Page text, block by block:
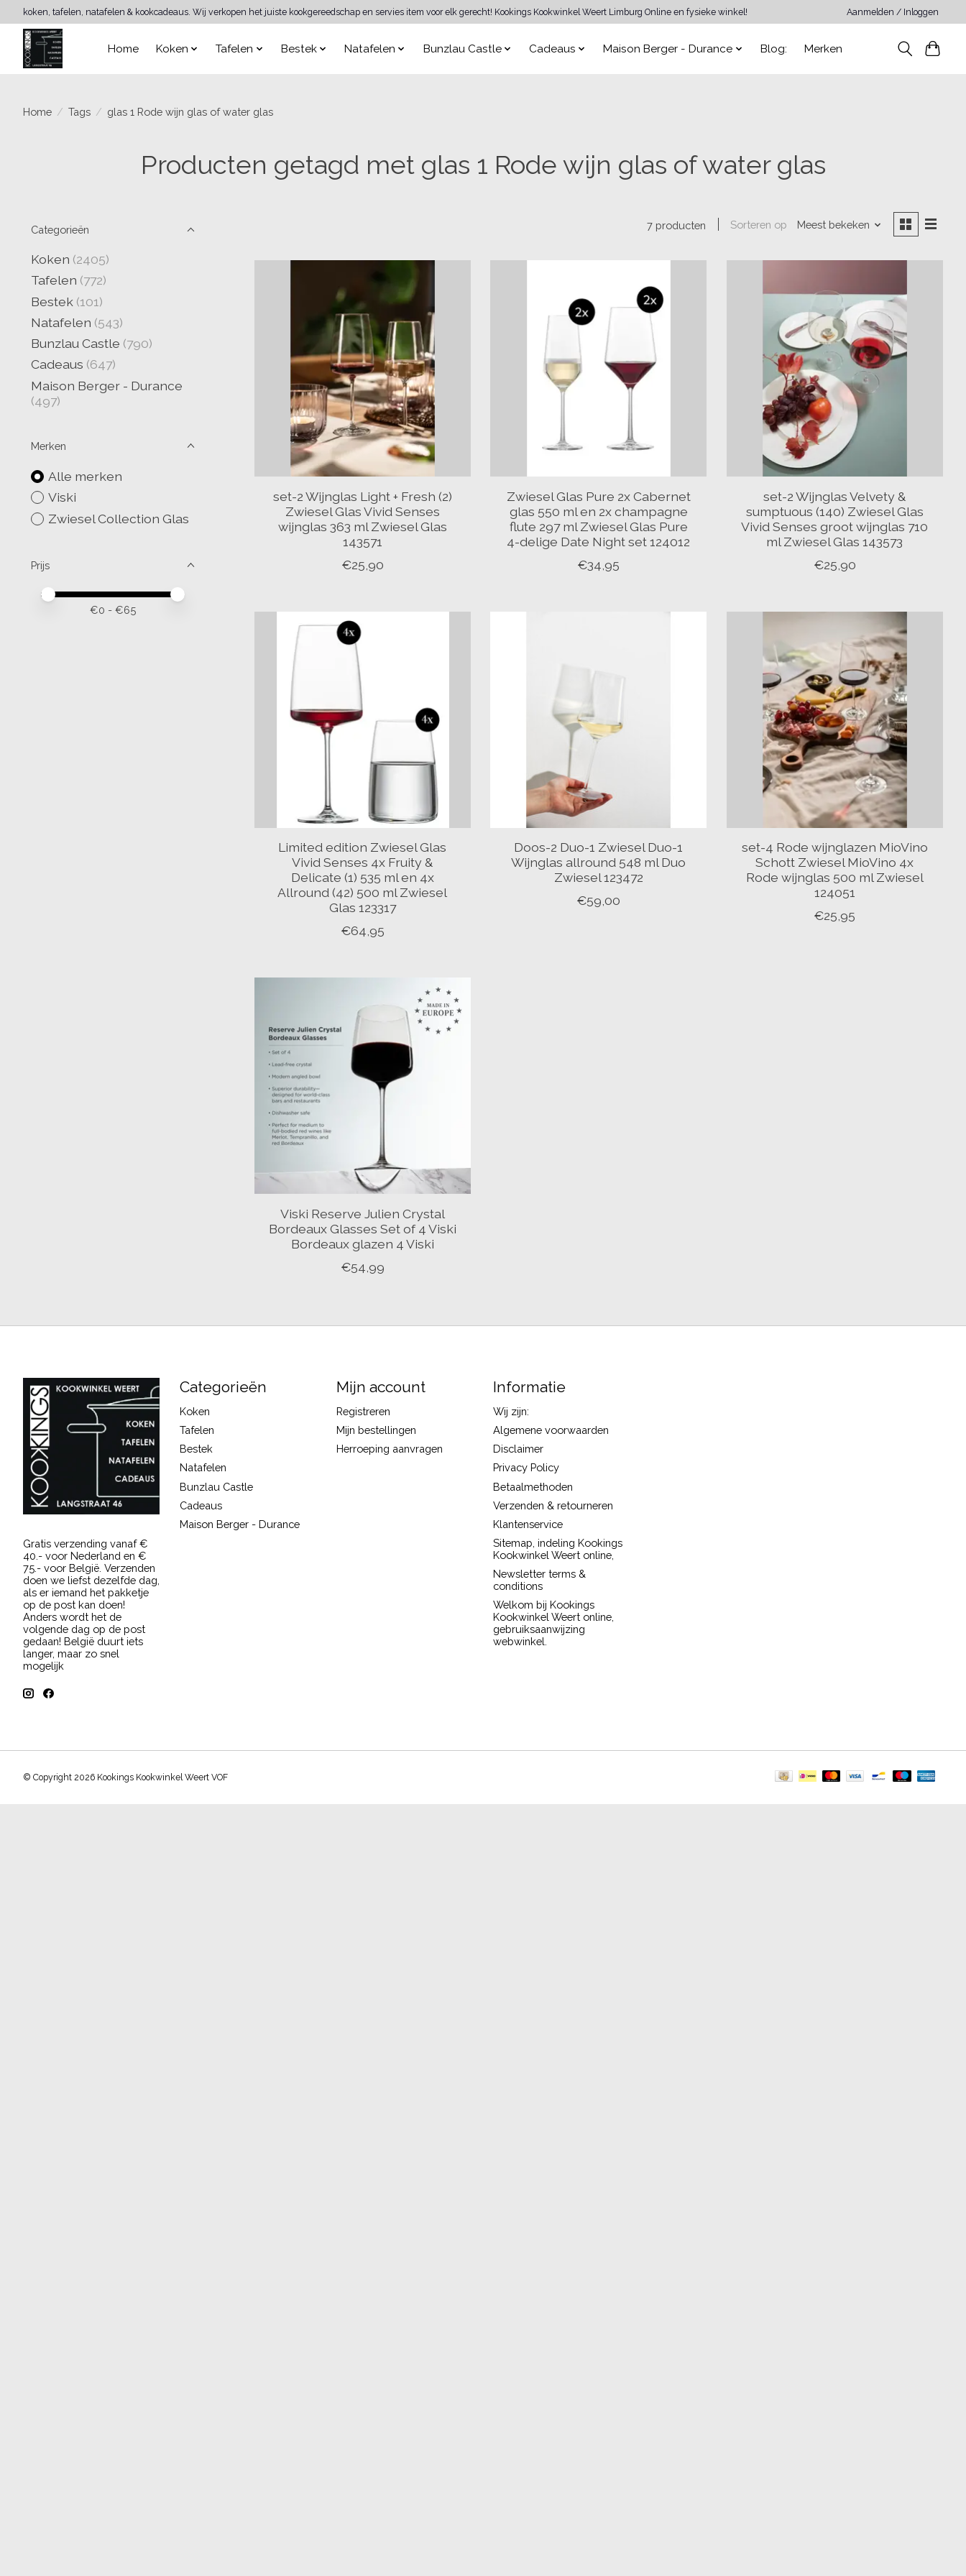
koken, tafelen, natafelen & kookcadeaus. Wij verkopen het juiste kookgereedschap en servies item voor elk gerecht! Kookings Kookwinkel Weert Limburg Online en fysieke winkel! Aanmelden / Inloggen
Home Koken Tafelen Bestek Natafelen Bunzlau Castle Cadeaus Maison Berger - Durance Blog: Merken
Home / Tags / glas 1 Rode wijn glas of water glas
Producten getagd met glas 1 Rode wijn glas of water glas
Categorieën
Koken (2405)
Tafelen (772)
Bestek (101)
Natafelen (543)
Bunzlau Castle (790)
Cadeaus (647)
Maison Berger - Durance
(497)
Merken
Alle merken
Viski
Zwiesel Collection Glas
Prijs
Minimale prijswaarde
Price maximum value
€0 - €65
7 producten Sorteren op Meest bekeken
set-2 Wijnglas Light + Fresh (2)
Zwiesel Glas Vivid Senses
wijnglas 363 ml Zwiesel Glas
143571
€25,90
Zwiesel Glas Pure 2x Cabernet
glas 550 ml en 2x champagne
flute 297 ml Zwiesel Glas Pure
4-delige Date Night set 124012
€34,95
set-2 Wijnglas Velvety &
sumptuous (140) Zwiesel Glas
Vivid Senses groot wijnglas 710
ml Zwiesel Glas 143573
€25,90
Limited edition Zwiesel Glas
Vivid Senses 4x Fruity &
Delicate (1) 535 ml en 4x
Allround (42) 500 ml Zwiesel
Glas 123317
€64,95
Doos-2 Duo-1 Zwiesel Duo-1
Wijnglas allround 548 ml Duo
Zwiesel 123472
€59,00
set-4 Rode wijnglazen MioVino
Schott Zwiesel MioVino 4x
Rode wijnglas 500 ml Zwiesel
124051
€25,95
Viski Reserve Julien Crystal
Bordeaux Glasses Set of 4 Viski
Bordeaux glazen 4 Viski
€54,99
Gratis verzending vanaf €
40.- voor Nederland en €
75.- voor België. Verzenden
doen we liefst dezelfde dag,
als er iemand het pakketje
op de post kan doen!
Anders wordt het de
volgende dag op de post
gedaan! België duurt iets
langer, maar zo snel
mogelijk
Categorieën
Koken
Tafelen
Bestek
Natafelen
Bunzlau Castle
Cadeaus
Maison Berger - Durance
Mijn account
Registreren
Mijn bestellingen
Herroeping aanvragen
Informatie
Wij zijn:
Algemene voorwaarden
Disclaimer
Privacy Policy
Betaalmethoden
Verzenden & retourneren
Klantenservice
Sitemap, indeling Kookings
Kookwinkel Weert online,
Newsletter terms &
conditions
Welkom bij Kookings
Kookwinkel Weert online,
gebruiksaanwijzing
webwinkel.
© Copyright 2026 Kookings Kookwinkel Weert VOF